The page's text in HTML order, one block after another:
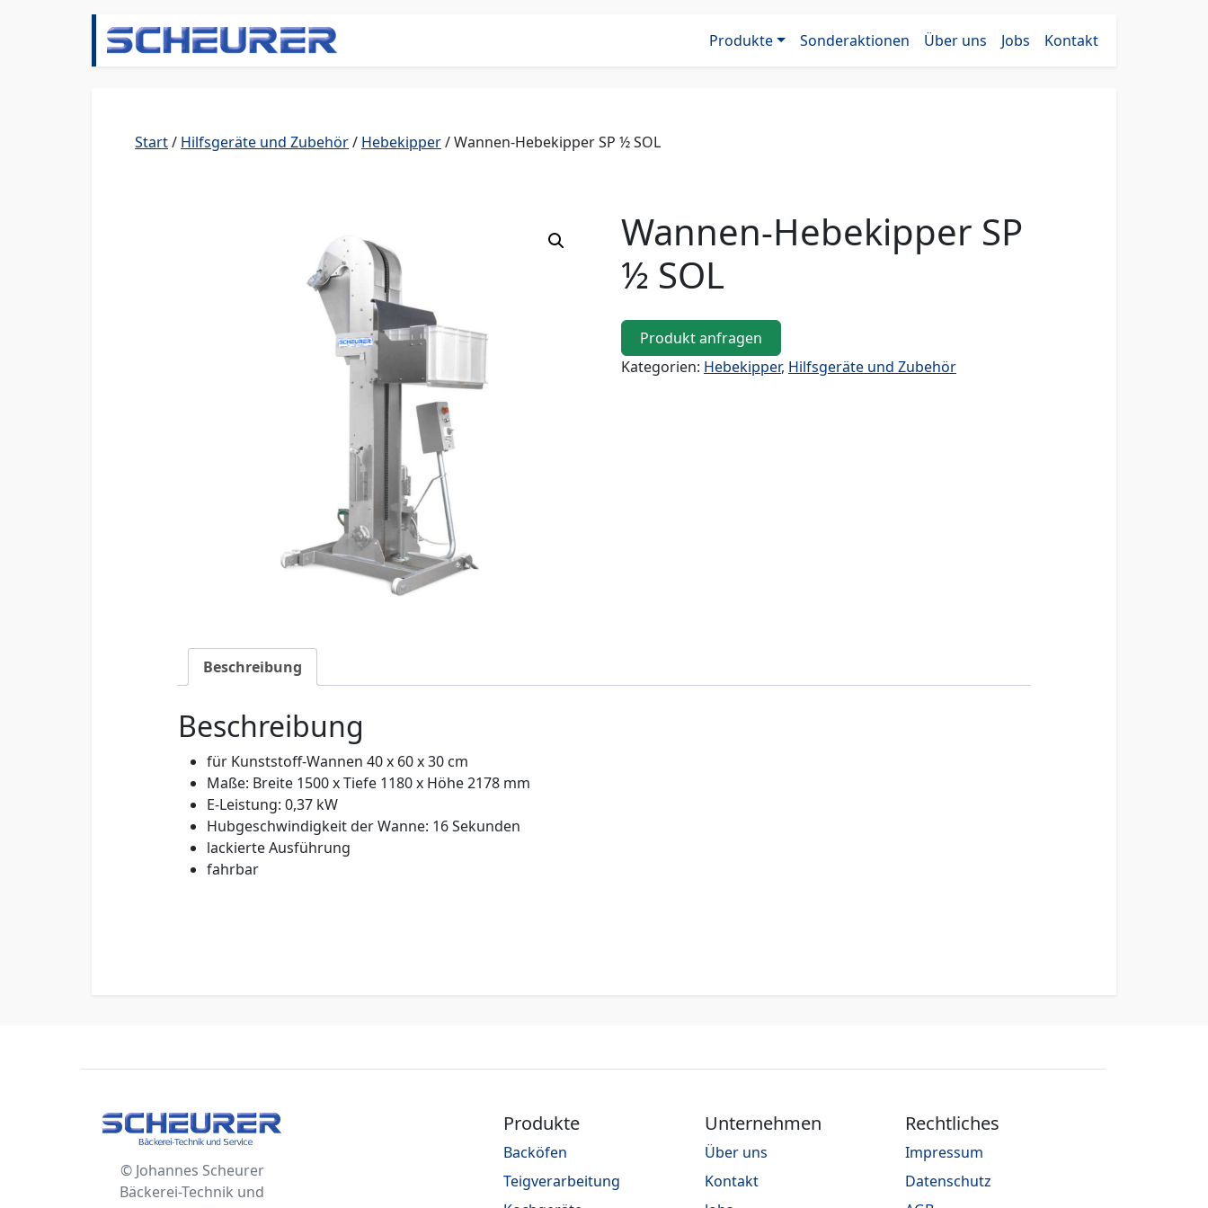
Zum Inhalt springen
Hauptnavigation Produkte Sonderaktionen Über uns Jobs Kontakt
Start/ Hilfsgeräte und Zubehör/ Hebekipper/ Wannen-Hebekipper SP ½ SOL
Wannen-Hebekipper SP
½ SOL
Produkt anfragen
Kategorien: Hebekipper, Hilfsgeräte und Zubehör
Beschreibung
Beschreibung
für Kunststoff-Wannen 40 x 60 x 30 cm
Maße: Breite 1500 x Tiefe 1180 x Höhe 2178 mm
E-Leistung: 0,37 kW
Hubgeschwindigkeit der Wanne: 16 Sekunden
lackierte Ausführung
fahrbar
© Johannes Scheurer
Bäckerei-Technik und
Produkte
Backöfen
Teigverarbeitung
Unternehmen
Über uns
Kontakt
Rechtliches
Impressum
Datenschutz